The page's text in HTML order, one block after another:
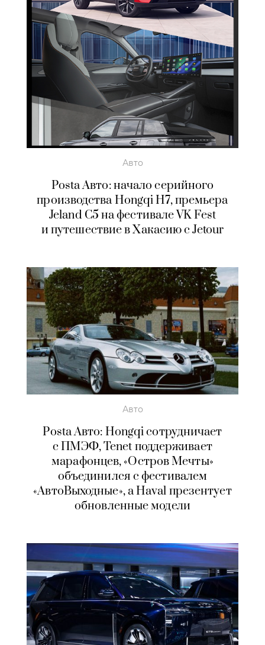
Авто
Posta Авто: начало серийного
производства Hongqi H7, премьера
Jeland C5 на фестивале VK Fest
и путешествие в Хакасию с Jetour
Авто
Posta Авто: Hongqi сотрудничает
с ПМЭФ, Tenet поддерживает
марафонцев, «Остров Мечты»
объединился с фестивалем
«АвтоВыходные», а Haval презентует
обновленные модели